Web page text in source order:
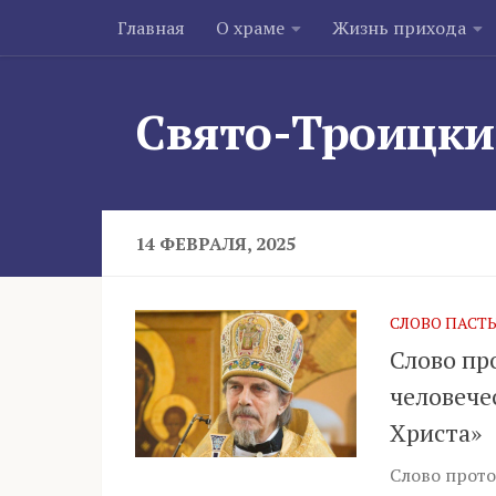
Skip to content
Главная О храме Жизнь прихода
Свято-
14 ФЕВРАЛЯ, 2025
СЛОВО
Слово
Христа»
Слово